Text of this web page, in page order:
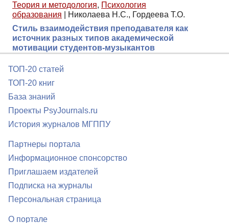
Теория и методология, Психология
образования
Николаева Н.С., Гордеева Т.О.
Стиль взаимодействия преподавателя как
источник разных типов академической
мотивации студентов-музыкантов
ТОП-20 статей
ТОП-20 книг
База знаний
Проекты PsyJournals.ru
История журналов МГППУ
Партнеры портала
Информационное спонсорство
Приглашаем издателей
Подписка на журналы
Персональная страница
О портале